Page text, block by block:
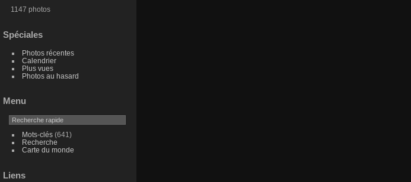
1147 photos
Spéciales
Photos récentes
Calendrier
Plus vues
Photos au hasard
Menu
Mots-clés(641)
Recherche
Carte du monde
Liens